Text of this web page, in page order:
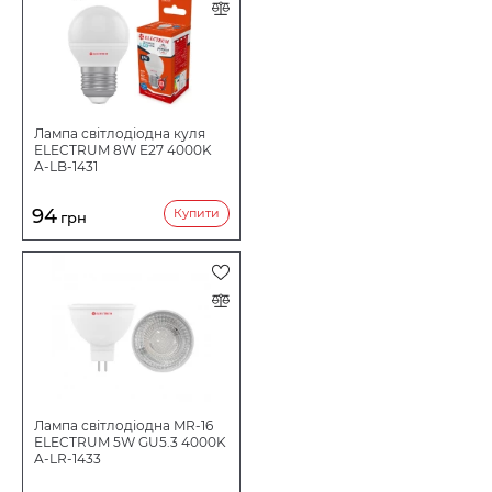
Лампа світлодіодна куля
ELECTRUM 8W E27 4000K
A-LB-1431
94 грн Купити
Лампа світлодіодна MR-16
ELECTRUM 5W GU5.3 4000K
A-LR-1433